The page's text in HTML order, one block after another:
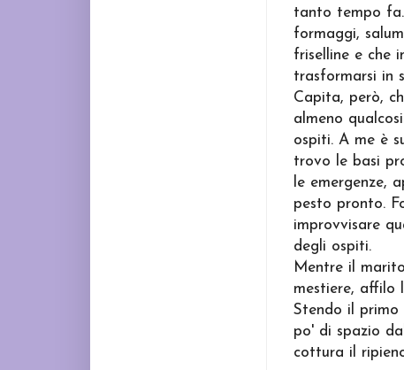
tanto tempo
formaggi,
friselline e che
trasformarsi in
Capita, però,
almeno
ospiti. A me è
trovo le basi
le emergenze,
pesto pronto.
improvvisare
degli ospiti.
Mentre il
mestiere, affilo
Stendo il primo
po' di spazio
cottura il